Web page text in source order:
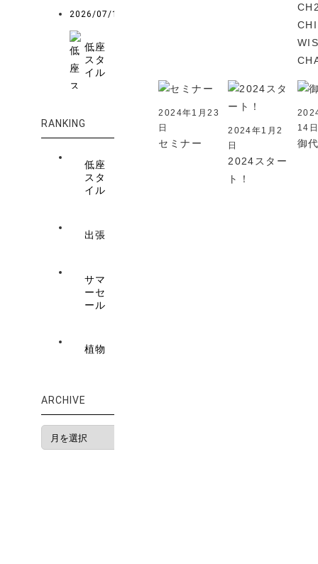
2024年1月23
日
セミナー
2024年1月2
日
2024スター
ト！
14
御
2026/07/12
低座
スタ
イル
RANKING
低座
スタ
イル
出張
サマ
ーセ
ール
植物
ARCHIVE